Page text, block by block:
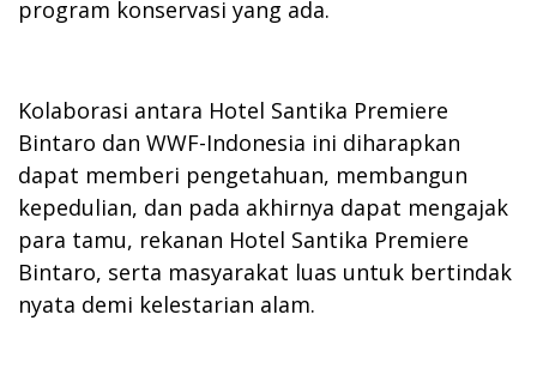
program konservasi yang ada.
Kolaborasi antara Hotel Santika Premiere
Bintaro dan WWF-Indonesia ini diharapkan
dapat memberi pengetahuan, membangun
kepedulian, dan pada akhirnya dapat mengajak
para tamu, rekanan Hotel Santika Premiere
Bintaro, serta masyarakat luas untuk bertindak
nyata demi kelestarian alam.